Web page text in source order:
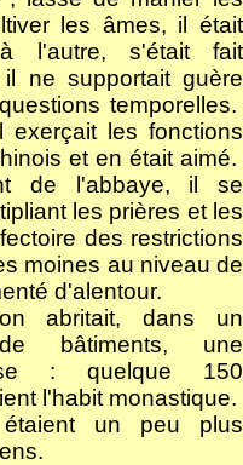
les âmes, il était
l'autre, s'était fait
ne supportait guère
temporelles.
les fonctions
et en était aimé.
de l'abbaye, il se
les prières et les
des restrictions
moines au niveau de
d'alentour.
abritait, dans un
bâtiments, une
: quelque 150
l'habit monastique.
un peu plus